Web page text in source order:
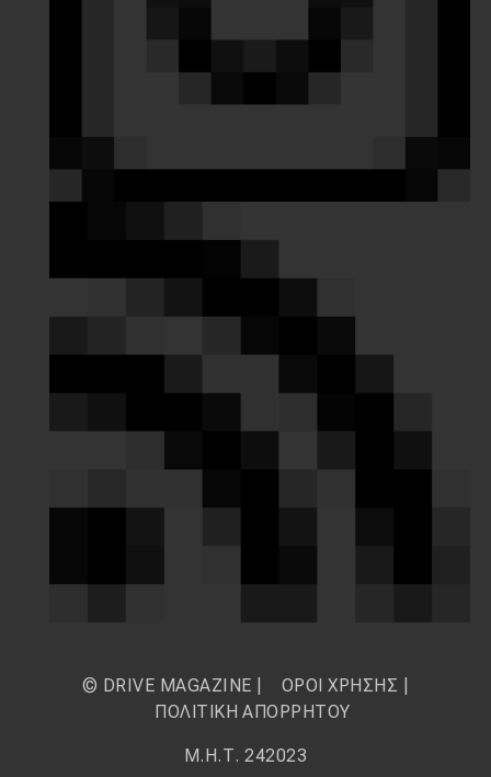
© DRIVE MAGAZINE | ΟΡΟΙ ΧΡΗΣΗΣ
ΠΟΛΙΤΙΚΗ ΑΠΟΡΡΗΤΟΥ
Μ.Η.Τ. 242023